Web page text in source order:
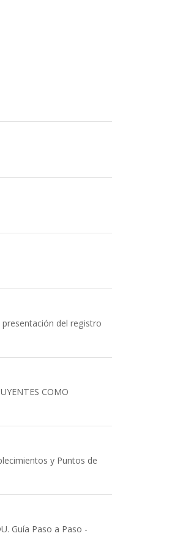
del registro
COMO
y Puntos de
Guía Paso a Paso -